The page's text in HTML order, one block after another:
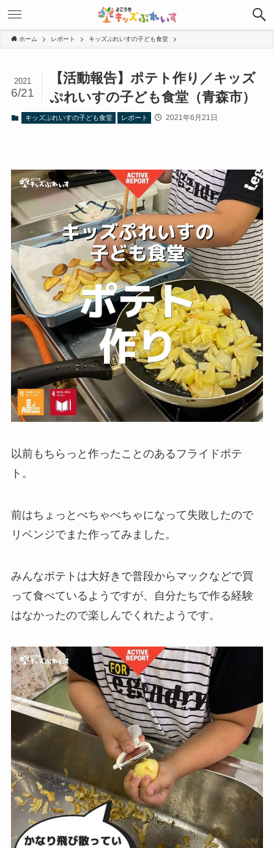
ホーム レポート キッズぷれいすの子ども食堂
【活動報告】ポテト作り／キッズ
ぷれいすの子ども食堂（青森市）
2021
6/21
キッズぷれいすの子ども食堂 レポート 2021年6月21日
以前もちらっと作ったことのあるフライドポテ
ト。
前はちょっとべちゃべちゃになって失敗したので
リベンジでまた作ってみました。
みんなポテトは大好きで普段からマックなどで買
って食べているようですが、自分たちで作る経験
はなかったので楽しんでくれたようです。